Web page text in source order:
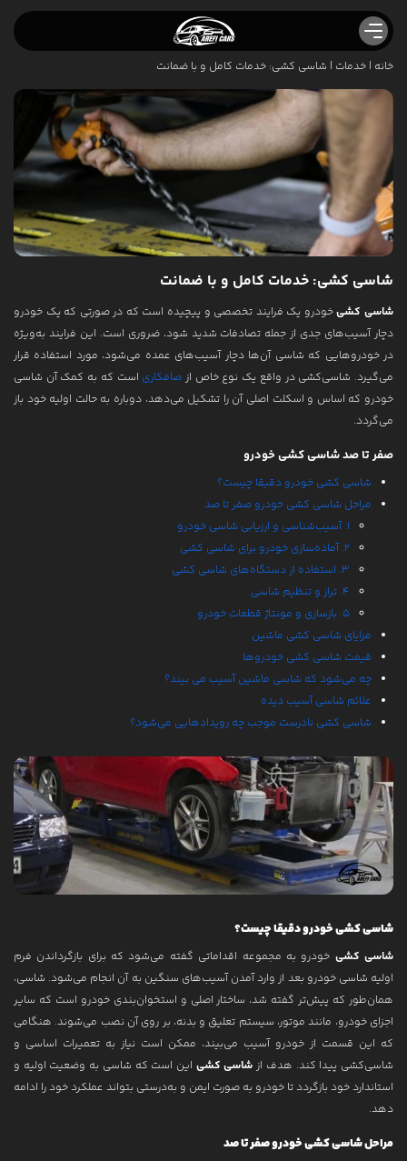
صافکاری ماشین ایرانی
صافکاری ماشین خارجی
خدمات
پولیش واکس ماشین
صافکاری درب خودرو
لیسه گیری خودرو
شاسی کشی
صافکاری PDR
صافکاری سپر ماشین
نمونه کارها
مقالات
درباره ما
تماس با ما
خانه | خدمات | شاسی کشی: خدمات کامل و با ضمانت
شاسی کشی: خدمات کامل و با ضمانت
شاسی کشیخودرو یک فرایند تخصصی و پیچیده است که در صورتی که یک خودرو
دچار آسیب‌های جدی از جمله تصادفات شدید شود، ضروری است. این فرایند به‌ویژه
در خودروهایی که شاسی آن‌ها دچار آسیب‌های عمده می‌شود، مورد استفاده قرار
می‌گیرد. شاسی‌کشی در واقع یک نوع خاص از صافکاری است که به کمک آن شاسی
خودرو که اساس و اسکلت اصلی آن را تشکیل می‌دهد، دوباره به حالت اولیه خود باز
می‌گردد.
صفر تا صد شاسی کشی خودرو
شاسی کشی خودرو دقیقا چیست؟
مراحل شاسی کشی خودرو صفر تا صد
1. آسیب‌شناسی و ارزیابی شاسی خودرو
2. آماده‌سازی خودرو برای شاسی کشی
3. استفاده از دستگاه‌های شاسی کشی
4. تراز و تنظیم شاسی
5. بازسازی و مونتاژ قطعات خودرو
مزایای شاسی کشی ماشین
قیمت شاسی کشی خودروها
چه می‌شود که شاسی ماشین آسیب می بیند؟
علائم شاسی آسیب دیده
شاسی کشی نادرست موجب چه رویدادهایی می‌شود؟
شاسی کشی خودرو دقیقا چیست؟
شاسی کشی خودرو به مجموعه اقداماتی گفته می‌شود که برای بازگرداندن فرم
اولیه شاسی خودرو بعد از وارد آمدن آسیب‌های سنگین به آن انجام می‌شود. شاسی،
همان‌طور که پیش‌تر گفته شد، ساختار اصلی و استخوان‌بندی خودرو است که سایر
اجزای خودرو، مانند موتور، سیستم تعلیق و بدنه، بر روی آن نصب می‌شوند. هنگامی
که این قسمت از خودرو آسیب می‌بیند، ممکن است نیاز به تعمیرات اساسی و
شاسی‌کشی پیدا کند. هدف از شاسی کشی این است که شاسی به وضعیت اولیه و
استاندارد خود بازگردد تا خودرو به صورت ایمن و به‌درستی بتواند عملکرد خود را ادامه
دهد.
مراحل شاسی کشی خودرو صفر تا صد